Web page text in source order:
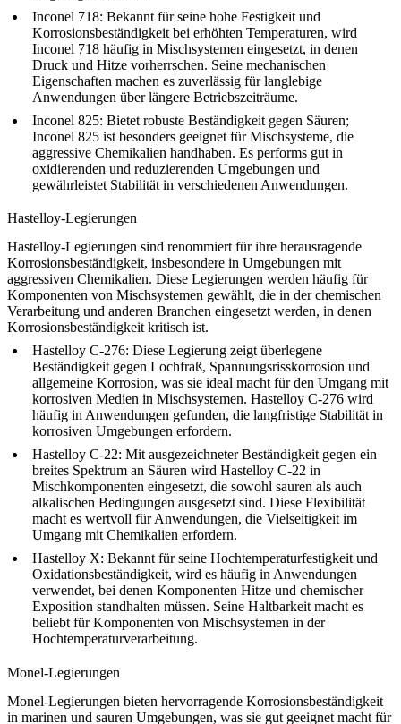
Inconel 718: Bekannt für seine hohe Festigkeit und
Korrosionsbeständigkeit bei erhöhten Temperaturen, wird
Inconel 718 häufig in Mischsystemen eingesetzt, in denen
Druck und Hitze vorherrschen. Seine mechanischen
Eigenschaften machen es zuverlässig für langlebige
Anwendungen über längere Betriebszeiträume.
Inconel 825: Bietet robuste Beständigkeit gegen Säuren;
Inconel 825 ist besonders geeignet für Mischsysteme, die
aggressive Chemikalien handhaben. Es performs gut in
oxidierenden und reduzierenden Umgebungen und
gewährleistet Stabilität in verschiedenen Anwendungen.
Hastelloy-Legierungen
Hastelloy-Legierungen sind renommiert für ihre herausragende
Korrosionsbeständigkeit, insbesondere in Umgebungen mit
aggressiven Chemikalien. Diese Legierungen werden häufig für
Komponenten von Mischsystemen gewählt, die in der chemischen
Verarbeitung und anderen Branchen eingesetzt werden, in denen
Korrosionsbeständigkeit kritisch ist.
Hastelloy C-276: Diese Legierung zeigt überlegene
Beständigkeit gegen Lochfraß, Spannungsrisskorrosion und
allgemeine Korrosion, was sie ideal macht für den Umgang mit
korrosiven Medien in Mischsystemen. Hastelloy C-276 wird
häufig in Anwendungen gefunden, die langfristige Stabilität in
korrosiven Umgebungen erfordern.
Hastelloy C-22: Mit ausgezeichneter Beständigkeit gegen ein
breites Spektrum an Säuren wird Hastelloy C-22 in
Mischkomponenten eingesetzt, die sowohl sauren als auch
alkalischen Bedingungen ausgesetzt sind. Diese Flexibilität
macht es wertvoll für Anwendungen, die Vielseitigkeit im
Umgang mit Chemikalien erfordern.
Hastelloy X: Bekannt für seine Hochtemperaturfestigkeit und
Oxidationsbeständigkeit, wird es häufig in Anwendungen
verwendet, bei denen Komponenten Hitze und chemischer
Exposition standhalten müssen. Seine Haltbarkeit macht es
beliebt für Komponenten von Mischsystemen in der
Hochtemperaturverarbeitung.
Monel-Legierungen
Monel-Legierungen bieten hervorragende Korrosionsbeständigkeit
in marinen und sauren Umgebungen, was sie gut geeignet macht für